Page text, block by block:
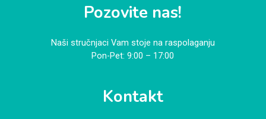
Pozovite nas!
Naši stručnjaci Vam stoje na raspolaganju
Pon-Pet: 9:00 – 17:00
Kontakt